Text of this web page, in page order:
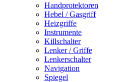
Handprotektoren
Hebel / Gasgriff
Heizgriffe
Instrumente
Killschalter
Lenker / Griffe
Lenkerschalter
Navigation
Spiegel